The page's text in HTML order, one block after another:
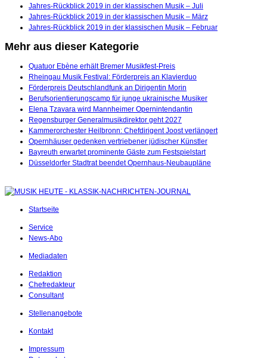
Jahres-Rückblick 2019 in der klassischen Musik – Juli
Jahres-Rückblick 2019 in der klassischen Musik – März
Jahres-Rückblick 2019 in der klassischen Musik – Februar
Mehr aus dieser Kategorie
Quatuor Ebène erhält Bremer Musikfest-Preis
Rheingau Musik Festival: Förderpreis an Klavierduo
Förderpreis Deutschlandfunk an Dirigentin Morin
Berufsorientierungscamp für junge ukrainische Musiker
Elena Tzavara wird Mannheimer Opernintendantin
Regensburger Generalmusikdirektor geht 2027
Kammerorchester Heilbronn: Chefdirigent Joost verlängert
Opernhäuser gedenken vertriebener jüdischer Künstler
Bayreuth erwartet prominente Gäste zum Festspielstart
Düsseldorfer Stadtrat beendet Opernhaus-Neubaupläne
Startseite
Service
News-Abo
Mediadaten
Redaktion
Chefredakteur
Consultant
Stellenangebote
Kontakt
Impressum